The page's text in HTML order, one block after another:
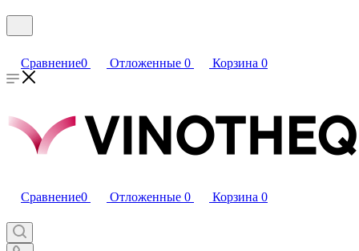
Сравнение0 Отложенные 0 Корзина 0
Сравнение0 Отложенные 0 Корзина 0